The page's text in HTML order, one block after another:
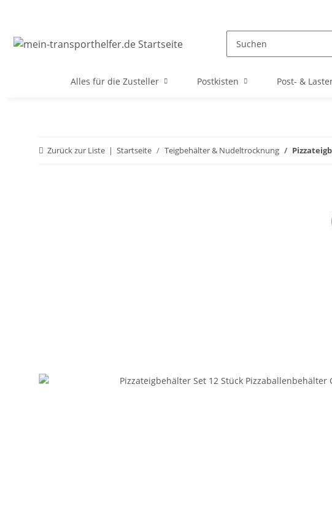
Alles für die Zusteller Postkisten Post- &
Zurück zur Liste Startseite Teigbehälter & Nudeltrocknung